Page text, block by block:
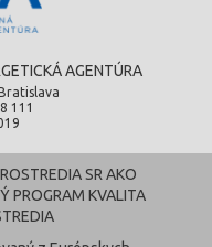
AGENTÚRA
111
SR AKO
PROGRAM KVALITA